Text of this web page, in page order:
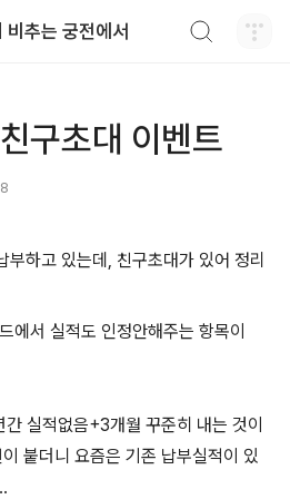
비추는 궁전에서
구초대 이벤트
하고 있는데, 친구초대가 있어 정리
에서 실적도 인정안해주는 항목이
실적없음+3개월 꾸준히 내는 것이
붙더니 요즘은 기존 납부실적이 있